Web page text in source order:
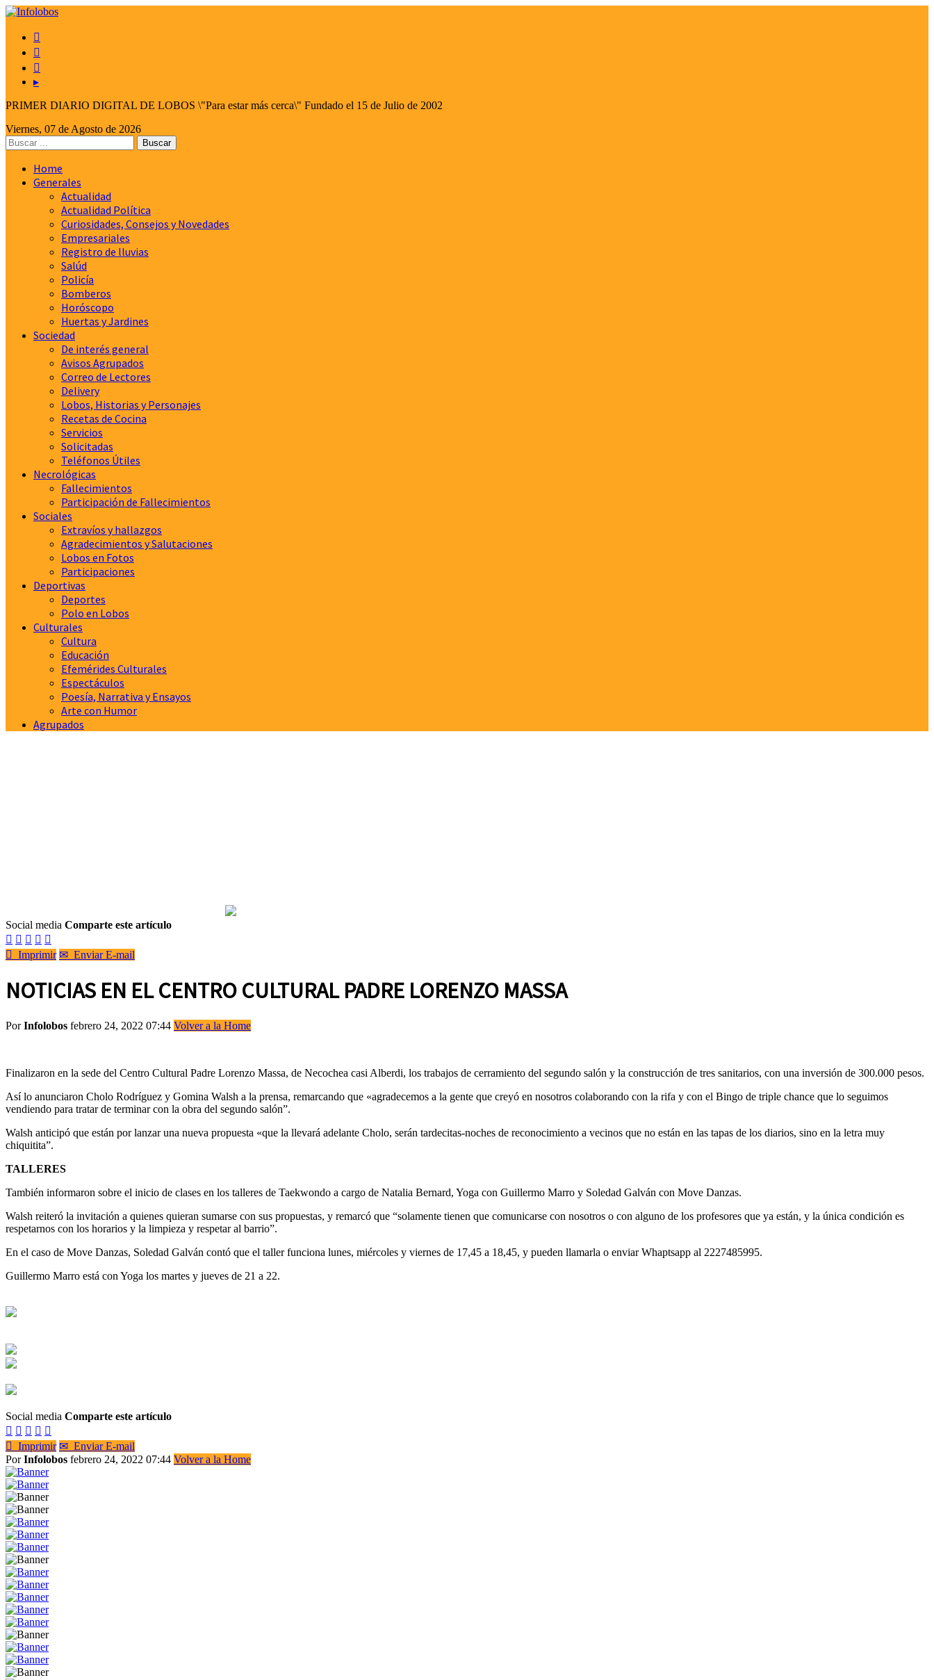



▸
PRIMER DIARIO DIGITAL DE LOBOS \"Para estar más cerca\" Fundado el 15 de Julio de 2002
Viernes, 07 de Agosto de 2026
Home
Generales
Actualidad
Actualidad Política
Curiosidades, Consejos y Novedades
Empresariales
Registro de lluvias
Salúd
Policía
Bomberos
Horóscopo
Huertas y Jardines
Sociedad
De interés general
Avisos Agrupados
Correo de Lectores
Delivery
Lobos, Historias y Personajes
Recetas de Cocina
Servicios
Solicitadas
Teléfonos Útiles
Necrológicas
Fallecimientos
Participación de Fallecimientos
Sociales
Extravíos y hallazgos
Agradecimientos y Salutaciones
Lobos en Fotos
Participaciones
Deportivas
Deportes
Polo en Lobos
Culturales
Cultura
Educación
Efemérides Culturales
Espectáculos
Poesía, Narrativa y Ensayos
Arte con Humor
Agrupados
Social media Comparte este artículo
    
 Imprimir ✉ Enviar E-mail
NOTICIAS EN EL CENTRO CULTURAL PADRE LORENZO MASSA
PorInfolobos febrero 24, 2022 07:44 Volver a la Home
Finalizaron en la sede del Centro Cultural Padre Lorenzo Massa, de Necochea casi Alberdi, los trabajos de cerramiento del segundo salón y la construcción de tres sanitarios, con una inversión de 300.000 pesos.
Así lo anunciaron Cholo Rodríguez y Gomina Walsh a la prensa, remarcando que «agradecemos a la gente que creyó en nosotros colaborando con la rifa y con el Bingo de triple chance que lo seguimos
vendiendo para tratar de terminar con la obra del segundo salón”.
Walsh anticipó que están por lanzar una nueva propuesta «que la llevará adelante Cholo, serán tardecitas-noches de reconocimiento a vecinos que no están en las tapas de los diarios, sino en la letra muy
chiquitita”.
TALLERES
También informaron sobre el inicio de clases en los talleres de Taekwondo a cargo de Natalia Bernard, Yoga con Guillermo Marro y Soledad Galván con Move Danzas.
Walsh reiteró la invitación a quienes quieran sumarse con sus propuestas, y remarcó que “solamente tienen que comunicarse con nosotros o con alguno de los profesores que ya están, y la única condición es
respetarnos con los horarios y la limpieza y respetar al barrio”.
En el caso de Move Danzas, Soledad Galván contó que el taller funciona lunes, miércoles y viernes de 17,45 a 18,45, y pueden llamarla o enviar Whaptsapp al 2227485995.
Guillermo Marro está con Yoga los martes y jueves de 21 a 22.
Social media Comparte este artículo
    
 Imprimir ✉ Enviar E-mail
PorInfolobos febrero 24, 2022 07:44 Volver a la Home